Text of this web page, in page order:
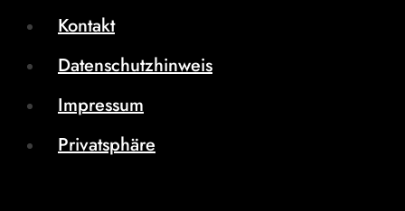
Kontakt
Datenschutzhinweis
Impressum
Privatsphäre